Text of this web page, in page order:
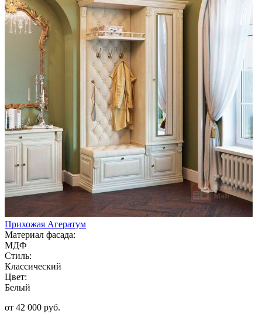
Прихожая Агератум
Материал фасада:
МДФ
Стиль:
Классический
Цвет:
Белый
от 42 000 руб.